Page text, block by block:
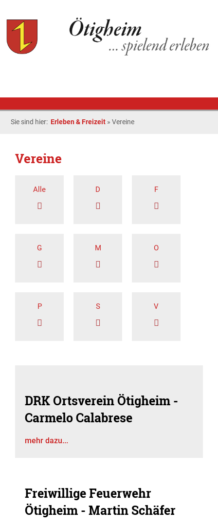
Sie sind hier: Erleben & Freizeit »Vereine
Vereine
Alle D F
G M O
P S V
DRK Ortsverein Ötigheim -
Carmelo Calabrese
mehr dazu...
Freiwillige Feuerwehr
Ötigheim - Martin Schäfer